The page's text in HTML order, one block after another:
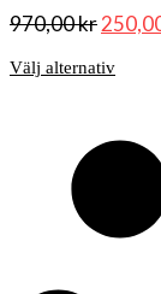
970,00kr
Välj alternativ